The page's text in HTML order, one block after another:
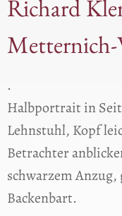
Richard
Metternich-
.
Halbportrait in
Lehnstuhl, Kopf
Betrachter
schwarzem
Backenbart.